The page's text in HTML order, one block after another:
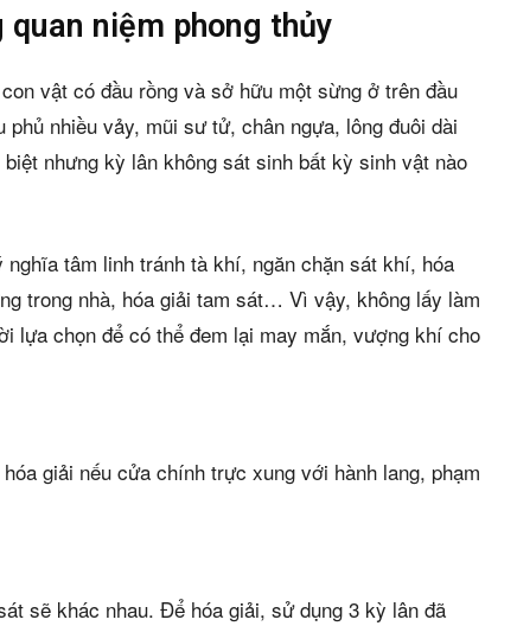
niệm phong thủy
vật có đầu rồng và sở hữu một sừng ở trên đầu
nhiều vảy, mũi sư tử, chân ngựa, lông đuôi dài
nhưng kỳ lân không sát sinh bất kỳ sinh vật nào
tâm linh tránh tà khí, ngăn chặn sát khí, hóa
trong nhà, hóa giải tam sát… Vì vậy, không lấy làm
lựa chọn để có thể đem lại may mắn, vượng khí cho
giải nếu cửa chính trực xung với hành lang, phạm
sẽ khác nhau. Để hóa giải, sử dụng 3 kỳ lân đã